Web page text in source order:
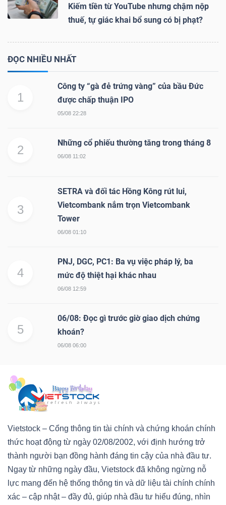
Kiếm tiền từ YouTube nhưng chậm nộp
thuế, tự giác khai bổ sung có bị phạt?
ĐỌC NHIỀU NHẤT
1
Công ty “gà đẻ trứng vàng” của bầu Đức
được chấp thuận IPO
05/08 22:28
2
Những cổ phiếu thường tăng trong tháng 8
06/08 11:02
3
SETRA và đối tác Hồng Kông rút lui,
Vietcombank nắm trọn Vietcombank
Tower
06/08 01:10
4
PNJ, DGC, PC1: Ba vụ việc pháp lý, ba
mức độ thiệt hại khác nhau
06/08 12:59
5
06/08: Đọc gì trước giờ giao dịch chứng
khoán?
06/08 06:00
Vietstock – Cổng thông tin tài chính và chứng khoán chính
thức hoạt động từ ngày 02/08/2002, với định hướng trở
thành người bạn đồng hành đáng tin cậy của nhà đầu tư.
Ngay từ những ngày đầu, Vietstock đã không ngừng nỗ
lực mang đến hệ thống thông tin và dữ liệu tài chính chính
xác – cập nhật – đầy đủ, giúp nhà đầu tư hiểu đúng, nhìn